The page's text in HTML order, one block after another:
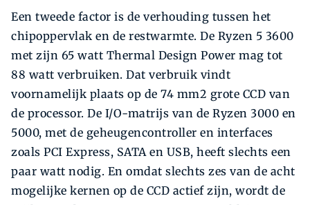
Een tweede factor is de verhouding tussen het
chipoppervlak en de restwarmte. De Ryzen 5 3600
met zijn 65 watt Thermal Design Power mag tot
88 watt verbruiken. Dat verbruik vindt
voornamelijk plaats op de 74 mm2 grote CCD van
de processor. De I/O-matrijs van de Ryzen 3000 en
5000, met de geheugencontroller en interfaces
zoals PCI Express, SATA en USB, heeft slechts een
paar watt nodig. En omdat slechts zes van de acht
mogelijke kernen op de CCD actief zijn, wordt de